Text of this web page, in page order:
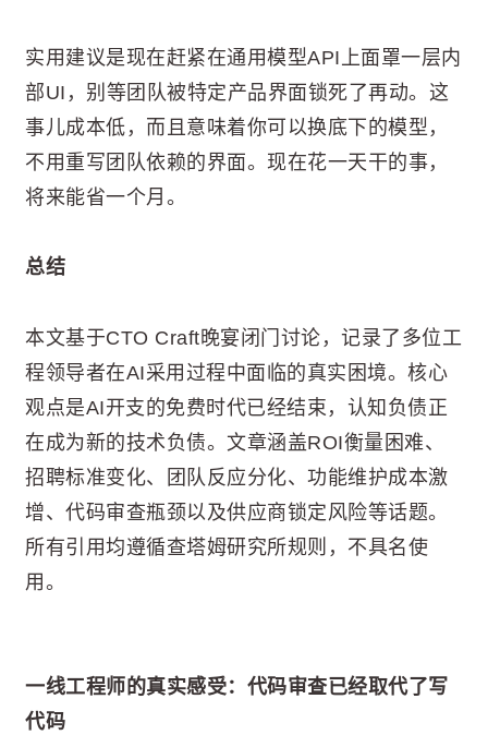
实用建议是现在赶紧在通用模型API上面罩一层内
部UI，别等团队被特定产品界面锁死了再动。这
事儿成本低，而且意味着你可以换底下的模型，
不用重写团队依赖的界面。现在花一天干的事，
将来能省一个月。
总结
本文基于CTO Craft晚宴闭门讨论，记录了多位工
程领导者在AI采用过程中面临的真实困境。核心
观点是AI开支的免费时代已经结束，认知负债正
在成为新的技术负债。文章涵盖ROI衡量困难、
招聘标准变化、团队反应分化、功能维护成本激
增、代码审查瓶颈以及供应商锁定风险等话题。
所有引用均遵循查塔姆研究所规则，不具名使
用。
一线工程师的真实感受：代码审查已经取代了写
代码